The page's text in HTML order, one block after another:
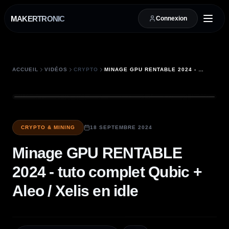
MAKERTRONIC Connexion
ACCUEIL VIDÉOS CRYPTO
CRYPTO & MINING 18 SEPTEMBRE 2024
Minage GPU RENTABLE
2024 - tuto complet Qubic +
Aleo / Xelis en idle